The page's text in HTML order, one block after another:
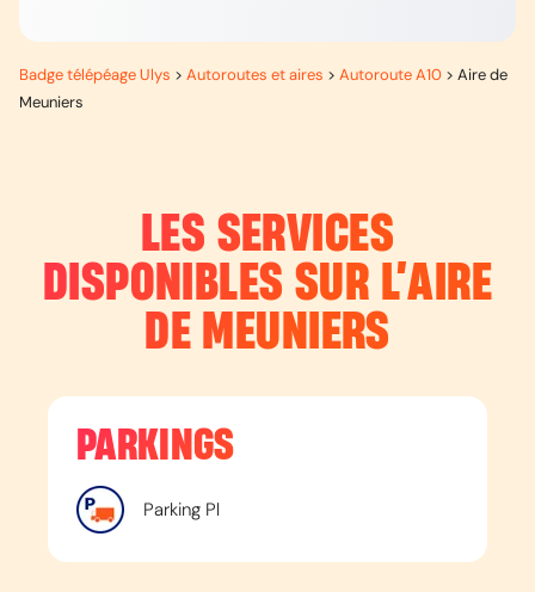
Badge télépéage Ulys > Autoroutes et aires > Autoroute A10 > Aire de
Meuniers
LES SERVICES
DISPONIBLES SUR L’AIRE
DE MEUNIERS
PARKINGS
Parking Pl